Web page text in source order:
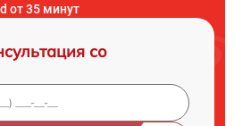
от 35 минут
со